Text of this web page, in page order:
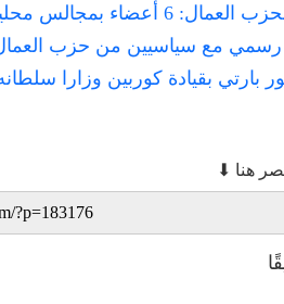
بمجالس محلية ينضمون لحزب كوربين الجديد‏
مع سياسيين من حزب
بارتي بقيادة كوربين وزارا
هنا ⬇